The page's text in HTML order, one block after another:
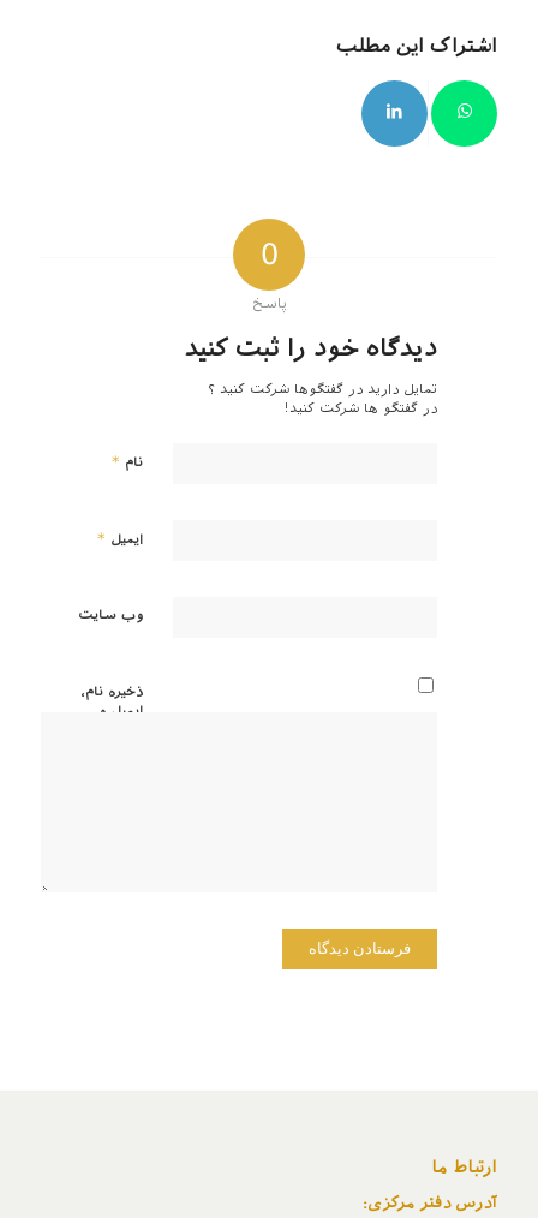
اشتراک این مطلب
0
پاسخ
دیدگاه خود را ثبت کنید
تمایل دارید در گفتگوها شرکت کنید ؟
در گفتگو ها شرکت کنید!
نام *
ایمیل *
وب‌ سایت
ذخیره نام،
ایمیل و
ارتباط ما
آدرس دفتر مرکزی: